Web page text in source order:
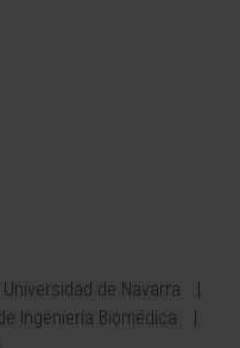
de Navarra
Ingeniería Biomédica